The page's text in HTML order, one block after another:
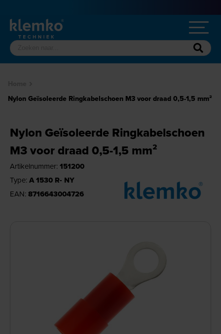
Nylon Geïsoleerde Ringkabelschoen M3 voor draad 0,5-1,5 mm²
Nylon Geïsoleerde Ringkabelschoen
M3 voor draad 0,5-1,5 mm²
Artikelnummer: 151200
Type: A 1530 R- NY
EAN: 8716643004726